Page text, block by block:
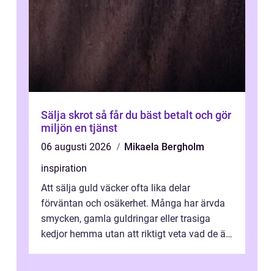
Sälja skrot så får du bäst betalt och gör
miljön en tjänst
06 augusti 2026
Mikaela Bergholm
inspiration
Att sälja guld väcker ofta lika delar
förväntan och osäkerhet. Många har ärvda
smycken, gamla guldringar eller trasiga
kedjor hemma utan att riktigt veta vad de är